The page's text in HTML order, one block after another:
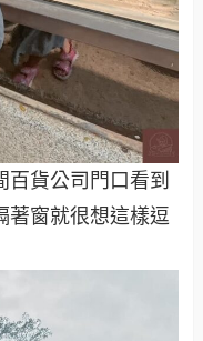
貨公司門口看到
著窗就很想這樣逗